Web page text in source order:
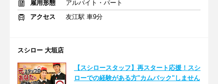
雇用形態
アルバイト・パート
アクセス
友江駅 車9分
スシロー 大垣店
【スシロースタッフ】再スタート応援！スシ
ローでの経験がある方"カムバック"しません